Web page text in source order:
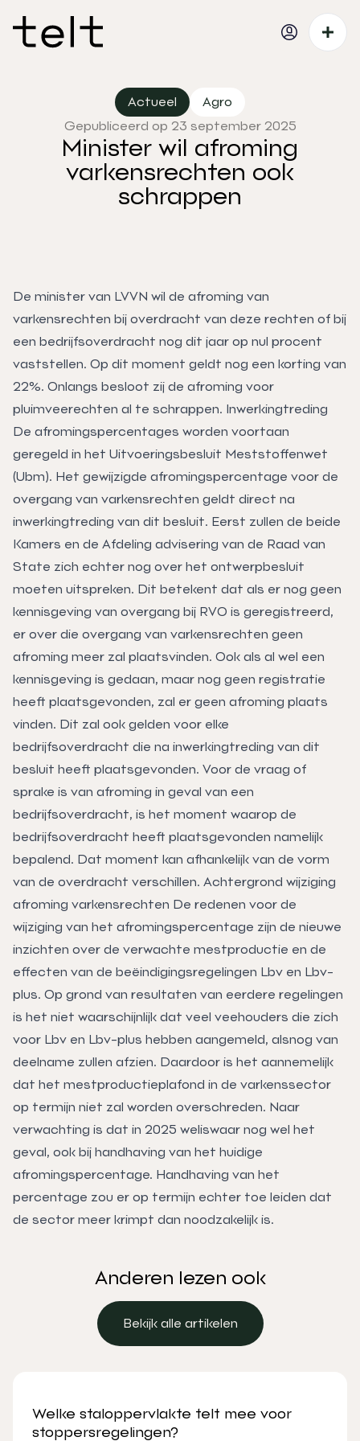
Actueel
Agro
Gepubliceerd op 23 september 2025
Minister wil afroming
varkensrechten ook
schrappen
De minister van LVVN wil de afroming van
varkensrechten bij overdracht van deze rechten of bij
een bedrijfsoverdracht nog dit jaar op nul procent
vaststellen. Op dit moment geldt nog een korting van
22%. Onlangs besloot zij de afroming voor
pluimveerechten al te schrappen. Inwerkingtreding
De afromingspercentages worden voortaan
geregeld in het Uitvoeringsbesluit Meststoffenwet
(Ubm). Het gewijzigde afromingspercentage voor de
overgang van varkensrechten geldt direct na
inwerkingtreding van dit besluit. Eerst zullen de beide
Kamers en de Afdeling advisering van de Raad van
State zich echter nog over het ontwerpbesluit
moeten uitspreken. Dit betekent dat als er nog geen
kennisgeving van overgang bij RVO is geregistreerd,
er over die overgang van varkensrechten geen
afroming meer zal plaatsvinden. Ook als al wel een
kennisgeving is gedaan, maar nog geen registratie
heeft plaatsgevonden, zal er geen afroming plaats
vinden. Dit zal ook gelden voor elke
bedrijfsoverdracht die na inwerkingtreding van dit
besluit heeft plaatsgevonden. Voor de vraag of
sprake is van afroming in geval van een
bedrijfsoverdracht, is het moment waarop de
bedrijfsoverdracht heeft plaatsgevonden namelijk
bepalend. Dat moment kan afhankelijk van de vorm
van de overdracht verschillen. Achtergrond wijziging
afroming varkensrechten De redenen voor de
wijziging van het afromingspercentage zijn de nieuwe
inzichten over de verwachte mestproductie en de
effecten van de beëindigingsregelingen Lbv en Lbv-
plus. Op grond van resultaten van eerdere regelingen
is het niet waarschijnlijk dat veel veehouders die zich
voor Lbv en Lbv-plus hebben aangemeld, alsnog van
deelname zullen afzien. Daardoor is het aannemelijk
dat het mestproductieplafond in de varkenssector
op termijn niet zal worden overschreden. Naar
verwachting is dat in 2025 weliswaar nog wel het
geval, ook bij handhaving van het huidige
afromingspercentage. Handhaving van het
percentage zou er op termijn echter toe leiden dat
de sector meer krimpt dan noodzakelijk is.
Anderen lezen ook
Bekijk alle artikelen
Welke staloppervlakte telt mee voor
stoppersregelingen?